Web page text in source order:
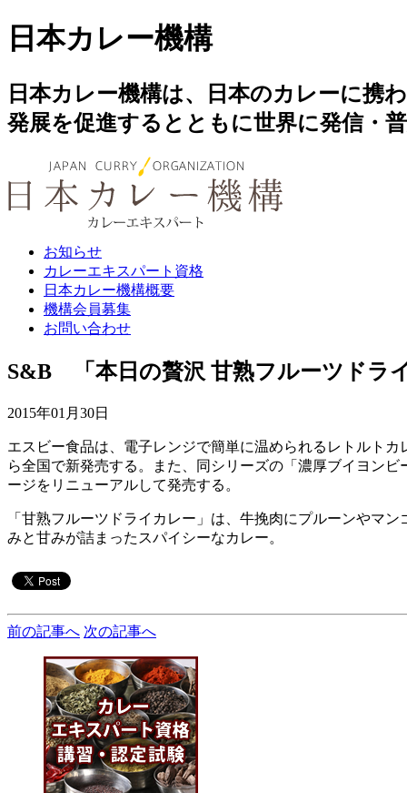
日本カレー機構
日本カレー機構は、日本のカレーに携
発展を促進するとともに世界に発信・
お知らせ
カレーエキスパート資格
日本カレー機構概要
機構会員募集
お問い合わせ
S&B 「本日の贅沢 甘熟フルーツドラ
2015年01月30日
エスビー食品は、電子レンジで簡単に温められるレトルト
ら全国で新発売する。また、同シリーズの「濃厚ブイヨン
ージをリニューアルして発売する。
「甘熟フルーツドライカレー」は、牛挽肉にプルーンやマ
みと甘みが詰まったスパイシーなカレー。
前の記事へ 次の記事へ